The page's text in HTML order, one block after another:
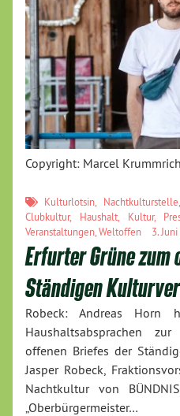
Copyright: Marcel Krummrich
Kulturlotsin Nachtkulturstelle
Clubkultur, Haushalt, Kultur,
Veranstaltungen Weltoffen 3.
Erfurter Grüne zum
Ständigen
Robeck: Andreas Horn
Haushaltsabsprachen
offenen Briefes der
Jasper Robeck,
Nachtkultur von
„Oberbürgermeister…